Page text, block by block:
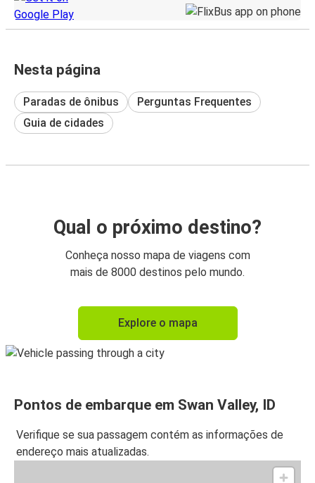
Nesta página
Paradas de ônibus
Perguntas Frequentes
Guia de cidades
Qual o próximo destino?
Conheça nosso mapa de viagens com
mais de 8000 destinos pelo mundo.
Explore o mapa
Pontos de embarque em Swan Valley, ID
Verifique se sua passagem contém as informações de
endereço mais atualizadas.